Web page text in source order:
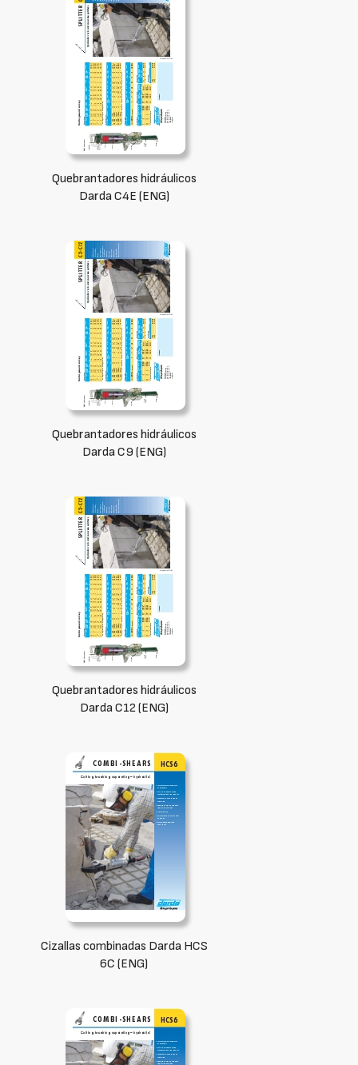
Quebrantadores hidráulicos
Darda C4E (ENG)
Quebrantadores hidráulicos
Darda C9 (ENG)
Quebrantadores hidráulicos
Darda C12 (ENG)
Cizallas combinadas Darda HCS
6C (ENG)